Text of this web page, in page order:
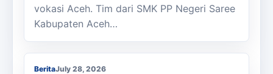
vokasi Aceh. Tim dari SMK PP Negeri Saree
Kabupaten Aceh…
Kasi Cabdisdik Kabupaten Aceh Timur
Antar Tugas Kepala SMKN 1 Julok
BeritaJuly 28, 2026